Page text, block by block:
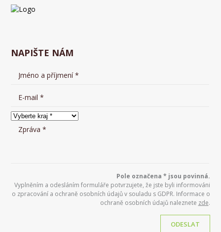
NAPIŠTE NÁM
Pole označena * jsou povinná.
Vyplněním a odesláním formuláře potvrzujete, že jste byli informováni
o zpracování a ochraně osobních údajů v souladu s GDPR. Informace o
ochraně osobních údajů naleznete zde.
ODESLAT